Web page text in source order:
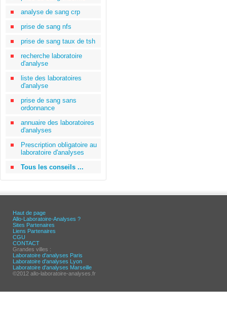
analyse de sang crp
prise de sang nfs
prise de sang taux de tsh
recherche laboratoire
d'analyse
liste des laboratoires
d'analyse
prise de sang sans
ordonnance
annuaire des laboratoires
d'analyses
Prescription obligatoire au
laboratoire d'analyses
Tous les conseils ...
Haut de page
Allo-Laboratoire-Analyses ?
Sites Partenaires
Liens Partenaires
CGU
CONTACT
Grandes villes :
Laboratoire d'analyses Paris
Laboratoire d'analyses Lyon
Laboratoire d'analyses Marseille
©2012 allo-laboratoire-analyses.fr